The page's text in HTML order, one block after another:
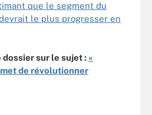
que le segment du
le plus progresser en
sur le sujet : «
de révolutionner